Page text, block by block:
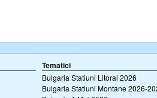
Tematici
Bulgaria Statiuni Litoral 2026
Bulgaria Statiuni Montane 2026-